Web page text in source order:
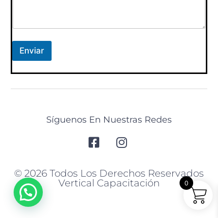
c
Enviar
Síguenos En Nuestras Redes
© 2026 Todos Los Derechos Reservados
Vertical Capacitación
0